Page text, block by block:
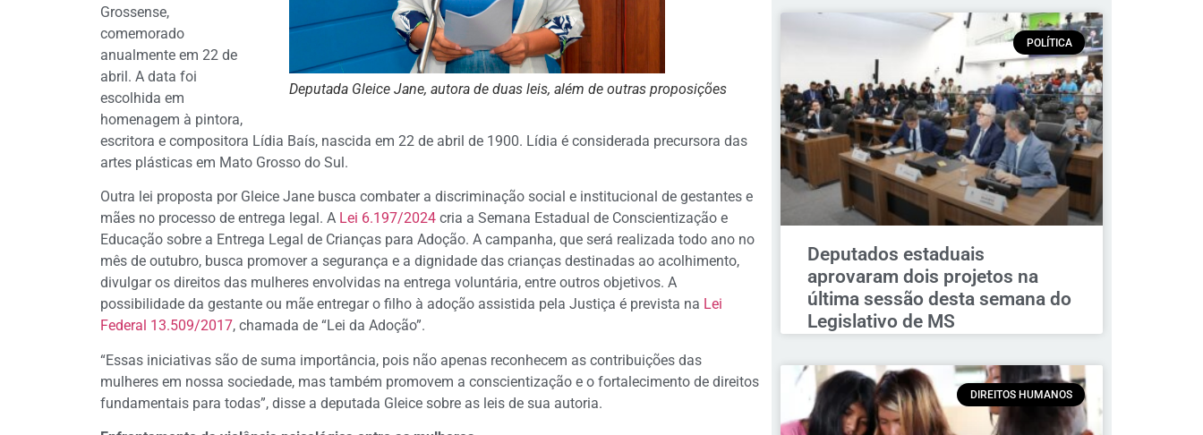
Deputada Gleice Jane, autora de duas leis, além de outras proposições
Grossense,
comemorado
anualmente em 22 de
abril. A data foi
escolhida em
homenagem à pintora,
escritora e compositora Lídia Baís, nascida em 22 de abril de 1900. Lídia é considerada precursora das
artes plásticas em Mato Grosso do Sul.
Outra lei proposta por Gleice Jane busca combater a discriminação social e institucional de gestantes e
mães no processo de entrega legal. A Lei 6.197/2024 cria a Semana Estadual de Conscientização e
Educação sobre a Entrega Legal de Crianças para Adoção. A campanha, que será realizada todo ano no
mês de outubro, busca promover a segurança e a dignidade das crianças destinadas ao acolhimento,
divulgar os direitos das mulheres envolvidas na entrega voluntária, entre outros objetivos. A
possibilidade da gestante ou mãe entregar o filho à adoção assistida pela Justiça é prevista na Lei
Federal 13.509/2017, chamada de “Lei da Adoção”.
“Essas iniciativas são de suma importância, pois não apenas reconhecem as contribuições das
mulheres em nossa sociedade, mas também promovem a conscientização e o fortalecimento de direitos
fundamentais para todas”, disse a deputada Gleice sobre as leis de sua autoria.
POLÍTICA
Deputados estaduais
aprovaram dois projetos na
última sessão desta semana do
Legislativo de MS
DIREITOS HUMANOS